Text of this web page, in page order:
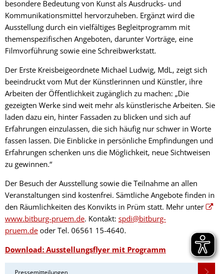
besondere Bedeutung von Kunst als Ausdrucks- und
Kommunikationsmittel hervorzuheben. Ergänzt wird die
Ausstellung durch ein vielfältiges Begleitprogramm mit
themenspezifischen Angeboten, darunter Vorträge, eine
Filmvorführung sowie eine Schreibwerkstatt.
Der Erste Kreisbeigeordnete Michael Ludwig, MdL, zeigt sich
beeindruckt vom Mut der Künstlerinnen und Künstler, ihre
Arbeiten der Öffentlichkeit zugänglich zu machen: „Die
gezeigten Werke sind weit mehr als künstlerische Arbeiten. Sie
laden dazu ein, hinter Fassaden zu blicken und sich auf
Erfahrungen einzulassen, die sich häufig nur schwer in Worte
fassen lassen. Die Einblicke in persönliche Empfindungen und
Erfahrungen schenken uns die Möglichkeit, neue Sichtweisen
zu gewinnen.“
Der Besuch der Ausstellung sowie die Teilnahme an allen
Veranstaltungen sind kostenfrei. Sämtliche Angebote finden in
den Räumlichkeiten des Konvikts in Prüm statt. Mehr unter
www.bitburg-pruem.de. Kontakt: spdi@bitburg-
pruem.de oder Tel. 06561 15-4640.
Download: Ausstellungsflyer mit Programm
Pressemitteilungen